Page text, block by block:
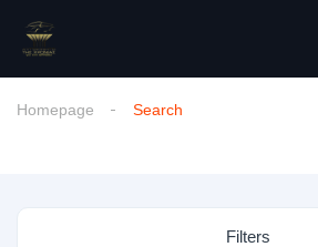
Homepage Search
Filters